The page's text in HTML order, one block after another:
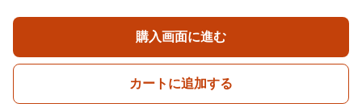
購入画面に進む
カートに追加する